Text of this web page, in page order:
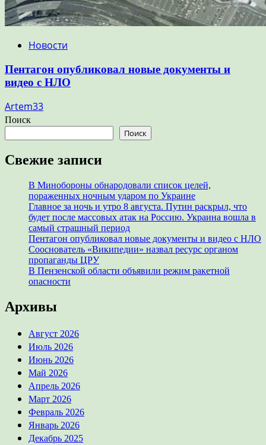
Новости
Пентагон опубликовал новые документы и
видео с НЛО
Artem33
Поиск
Поиск
Свежие записи
В Минобороны обнародовали список целей,
пораженных ночным ударом по Украине
Главное за ночь и утро 8 августа. Путин раскрыл, что
будет после массовых атак на Россию. Украина вошла в
самый страшный период
Пентагон опубликовал новые документы и видео с НЛО
Сооснователь «Википедии» назвал ресурс органом
пропаганды ЦРУ
В Пензенской области объявили режим ракетной
опасности
Архивы
Август 2026
Июль 2026
Июнь 2026
Май 2026
Апрель 2026
Март 2026
Февраль 2026
Январь 2026
Декабрь 2025